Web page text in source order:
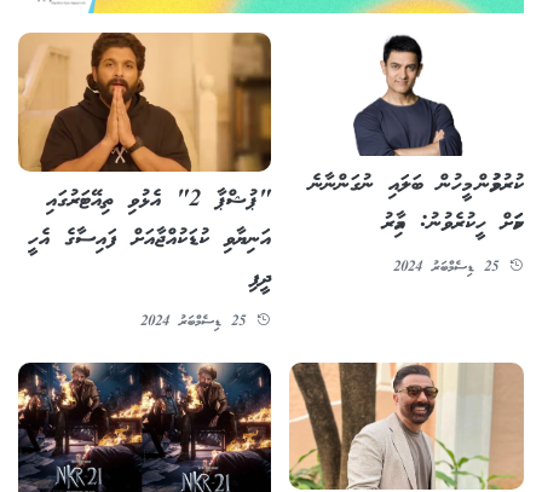
ކުރުވުމުން މީހުން ބަލައި ނުގަންނާނެ
ކަމަށް ހީކުރެވުނު: އާމިރު
25 ޑިސެމްބަރު 2024
"ޕުޝްޕާ 2" އެޅުވި ތިއޭޓަރުގައި
އަނިޔާވި ކުޑަކުއްޖާއަށް ފައިސާގެ އެހީ
ދީފި
25 ޑިސެމްބަރު 2024